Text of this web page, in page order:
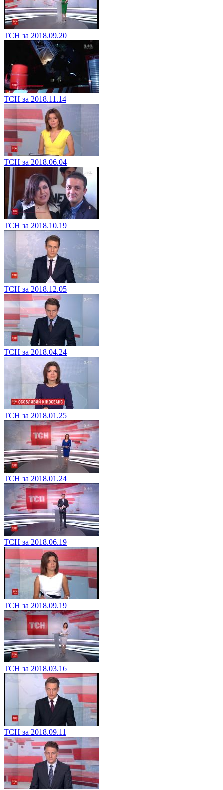
ТСН за 2018.09.20
ТСН за 2018.11.14
ТСН за 2018.06.04
ТСН за 2018.10.19
ТСН за 2018.12.05
ТСН за 2018.04.24
ТСН за 2018.01.25
ТСН за 2018.01.24
ТСН за 2018.06.19
ТСН за 2018.09.19
ТСН за 2018.03.16
ТСН за 2018.09.11